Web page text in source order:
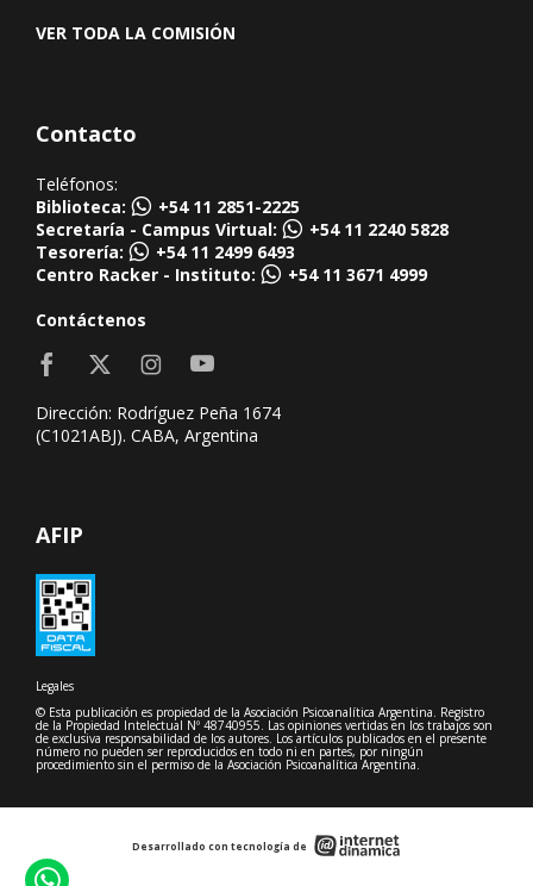
VER TODA LA COMISIÓN
Contacto
Teléfonos:
Biblioteca:
+54 11 2851-2225
Secretaría - Campus Virtual:
+54 11 2240 5828
Tesorería:
+54 11 2499 6493
Centro Racker - Instituto:
+54 11 3671 4999
Contáctenos
Dirección: Rodríguez Peña 1674
(C1021ABJ). CABA, Argentina
AFIP
Legales
© Esta publicación es propiedad de la Asociación Psicoanalítica Argentina. Registro
de la Propiedad Intelectual Nº 48740955. Las opiniones vertidas en los trabajos son
de exclusiva responsabilidad de los autores. Los artículos publicados en el presente
número no pueden ser reproducidos en todo ni en partes, por ningún
procedimiento sin el permiso de la Asociación Psicoanalítica Argentina.